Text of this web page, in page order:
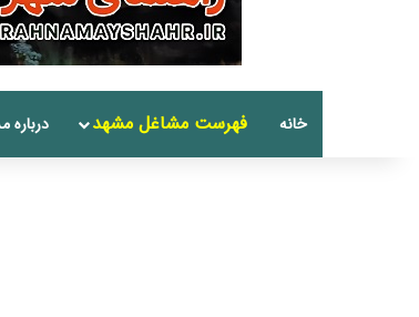
خانه فهرست مشاغل مشهد درباره